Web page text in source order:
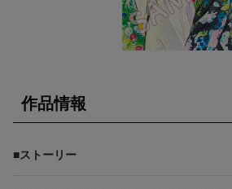
作品情報
■ストーリー